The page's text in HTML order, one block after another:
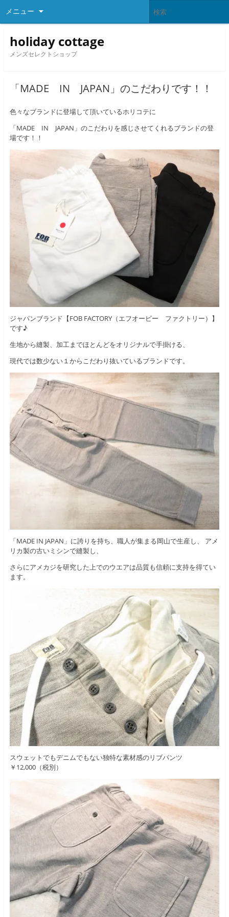
メニュー
holiday cottage
メンズセレクトショップ
「MADE IN JAPAN」のこだわりです！！
色々なブランドに登場して頂いているホリコテに
「MADE IN JAPAN」のこだわりを感じさせてくれるブランドの登
場です！！
ジャパンブランド【FOB FACTORY（エフオービー ファクトリー）】
です♪
生地から縫製、加工までほとんどをオリジナルで手掛ける、
現代では数少ない１からこだわり抜いているブランドです。
「MADE IN JAPAN」に誇りを持ち、職人が集まる岡山で生産し、 アメ
リカ製の古いミシンで縫製し、
さらにアメカジを研究した上でのウエアは品質も信頼に支持を得てい
ます。
スウェットでもデニムでもない独特な素材感のリブパンツ
￥12,000（税別）